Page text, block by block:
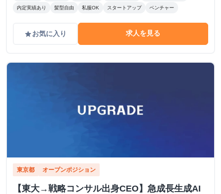
内定実績あり 髪型自由 私服OK スタートアップ ベンチャー
gradeお気に入り 求人を見る
東京都 オープンポジション
【東大→戦略コンサル出身CEO】急成長生成AI